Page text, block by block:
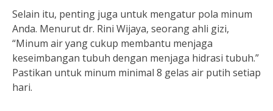
Selain itu, penting juga untuk mengatur pola minum
Anda. Menurut dr. Rini Wijaya, seorang ahli gizi,
“Minum air yang cukup membantu menjaga
keseimbangan tubuh dengan menjaga hidrasi tubuh.”
Pastikan untuk minum minimal 8 gelas air putih setiap
hari.